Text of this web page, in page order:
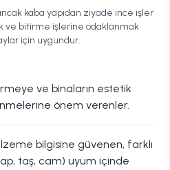
kaba yapıdan ziyade ince işler
ve bitirme işlerine odaklanmak
için uygundur.
ve binaların estetik
önem verenler.
bilgisine güvenen, farklı
taş, cam) uyum içinde